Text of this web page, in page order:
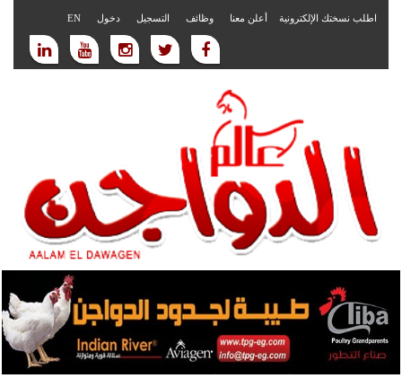
اطلب نسختك الإلكترونية أعلن معنا وظائف التسجيل دخول EN